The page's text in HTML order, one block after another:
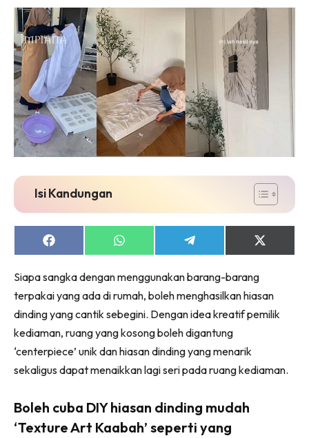
Landskap
DIY
Bilik Air
Bilik Tidur
Dapur
Ruang Makan
Make Over
Bilik Air
Ruang Makan
Menarik Lagi
Impiana Makeover
Makeover Ruang Selebriti
Destinasi
Hotel
Isi Kandungan
Share
on
Share
on
Share
on
Share
on
(Twitter)
Siapa sangka dengan menggunakan barang-barang
terpakai yang ada di rumah, boleh menghasilkan hiasan
dinding yang cantik sebegini. Dengan idea kreatif pemilik
kediaman, ruang yang kosong boleh digantung
‘centerpiece’ unik dan hiasan dinding yang menarik
sekaligus dapat menaikkan lagi seri pada ruang kediaman.
Boleh cuba DIY hiasan dinding mudah
‘Texture Art Kaabah’ seperti yang